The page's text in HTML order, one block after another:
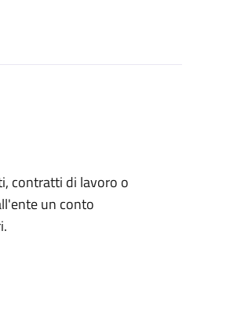
contratti di lavoro o
un conto